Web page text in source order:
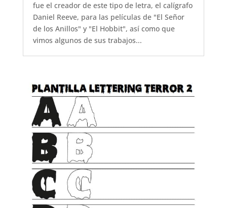
fue el creador de este tipo de letra, el calígrafo
Daniel Reeve, para las películas de "El Señor
de los Anillos" y "El Hobbit", así como que
vimos algunos de sus trabajos...